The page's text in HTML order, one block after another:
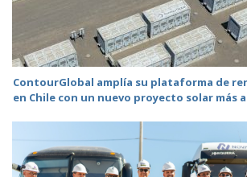
ContourGlobal amplía su plataforma de
en Chile con un nuevo proyecto solar más